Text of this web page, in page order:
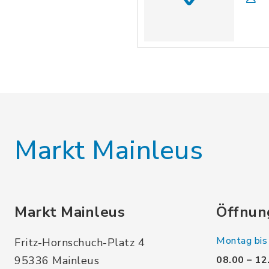
Markt Mainleus
Markt Mainleus
Fritz-Hornschuch-Platz 4
95336 Mainleus
Montag
08.00 –